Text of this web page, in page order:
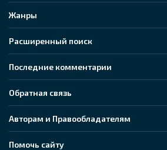
Жанры
Расширенный поиск
Последние комментарии
Обратная связь
Авторам и Правообладателям
Помочь сайту